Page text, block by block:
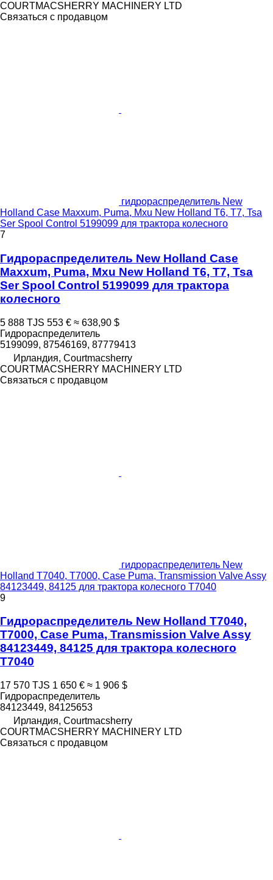
COURTMACSHERRY MACHINERY LTD
Связаться с продавцом
гидрораспределитель New
Holland Case Maxxum, Puma, Mxu New Holland T6, T7, Tsa
Ser Spool Control 5199099 для трактора колесного
7
Гидрораспределитель New Holland Case
Maxxum, Puma, Mxu New Holland T6, T7, Tsa
Ser Spool Control 5199099 для трактора
колесного
5 888 TJS 553 € ≈ 638,90 $
Гидрораспределитель
5199099, 87546169, 87779413
Ирландия, Courtmacsherry
COURTMACSHERRY MACHINERY LTD
Связаться с продавцом
гидрораспределитель New
Holland T7040, T7000, Case Puma, Transmission Valve Assy
84123449, 84125 для трактора колесного T7040
9
Гидрораспределитель New Holland T7040,
T7000, Case Puma, Transmission Valve Assy
84123449, 84125 для трактора колесного
T7040
17 570 TJS 1 650 € ≈ 1 906 $
Гидрораспределитель
84123449, 84125653
Ирландия, Courtmacsherry
COURTMACSHERRY MACHINERY LTD
Связаться с продавцом